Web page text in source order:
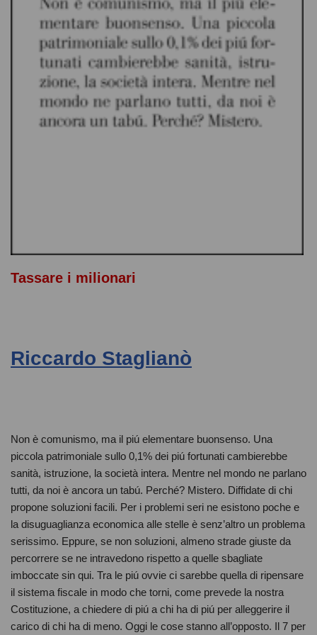
Tassare i milionari
Riccardo Staglianò
Non è comunismo, ma il piú elementare buonsenso. Una
piccola patrimoniale sullo 0,1% dei piú fortunati cambierebbe
sanità, istruzione, la società intera. Mentre nel mondo ne parlano
tutti, da noi è ancora un tabú. Perché? Mistero. Diffidate di chi
propone soluzioni facili. Per i problemi seri ne esistono poche e
la disuguaglianza economica alle stelle è senz’altro un problema
serissimo. Eppure, se non soluzioni, almeno strade giuste da
percorrere se ne intravedono rispetto a quelle sbagliate
imboccate sin qui. Tra le piú ovvie ci sarebbe quella di ripensare
il sistema fiscale in modo che torni, come prevede la nostra
Costituzione, a chiedere di piú a chi ha di piú per alleggerire il
carico di chi ha di meno. Oggi le cose stanno all’opposto. Il 7 per